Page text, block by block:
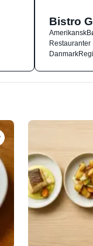
Bistro
Amerikansk
Restauranter
Danmark